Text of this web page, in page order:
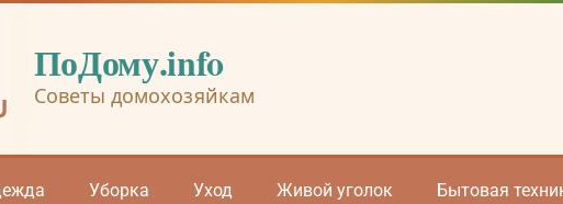
ПоДому.info
Советы домохозяйкам
Уборка Уход Живой уголок Бытовая